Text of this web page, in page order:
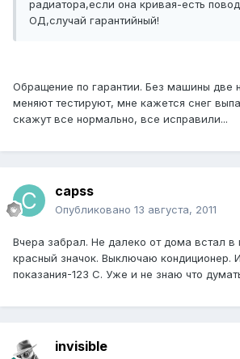
радиатора,если она кривая-есть
ОД,случай гарантийный!
Обращение по гарантии. Без машины две
меняют тестируют, мне кажется снег
скажут все нормально, все исправили...
capss
Опубликовано 13 августа, 2011
Вчера забрал. Не далеко от дома встал в
красный значок. Выключаю кондиционер.
показания-123 С. Уже и не знаю что
invisible